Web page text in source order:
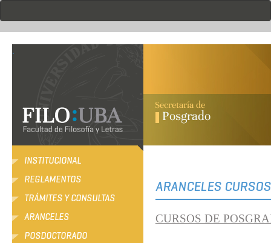
al
contenido
principal
.
INSTITUCIONAL
REGLAMENTOS
TRÁMITES Y CONSULTAS
ARANCELES
POSDOCTORADO
ARANCELES
CURSOS DE